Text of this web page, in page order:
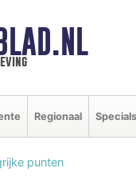
Regionaal Specials
punten